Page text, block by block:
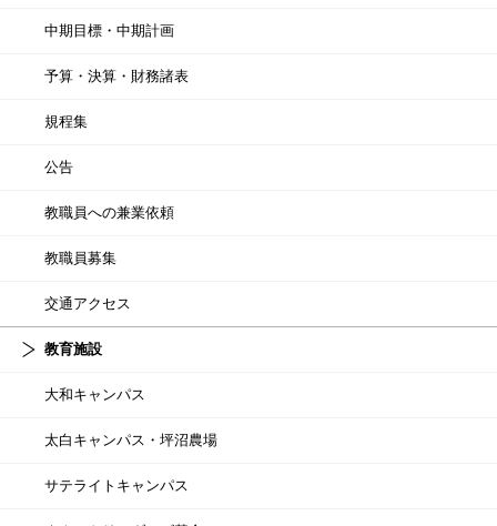
中期目標・中期計画
予算・決算・財務諸表
規程集
公告
教職員への兼業依頼
教職員募集
交通アクセス
教育施設
大和キャンパス
太白キャンパス・坪沼農場
サテライトキャンパス